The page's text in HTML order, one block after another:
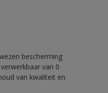
bescherming
van 0
van kwaliteit en